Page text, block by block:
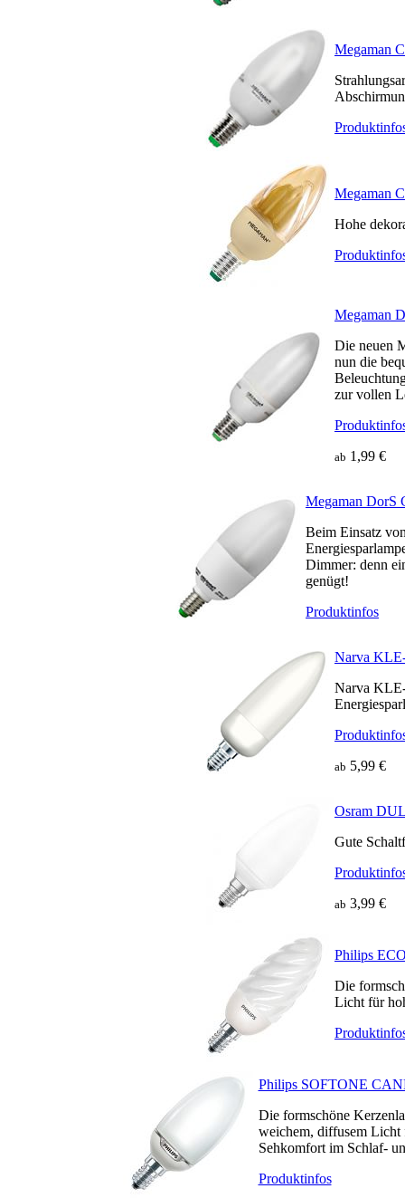
Megaman
Megaman
Hohe
Megaman
Die neuen
nun die
zur vollen
ab 1,99 €
Megaman
Beim Einsatz
Dimmer: denn
genügt!
Produktinfos
Narva
Narva
ab 5,99 €
Osram
Gute
ab 3,99 €
Philips
Die
Licht für
Philips SOFTONE
Die formschöne
weichem, diffusem Licht
Sehkomfort im Schlaf-
Produktinfos